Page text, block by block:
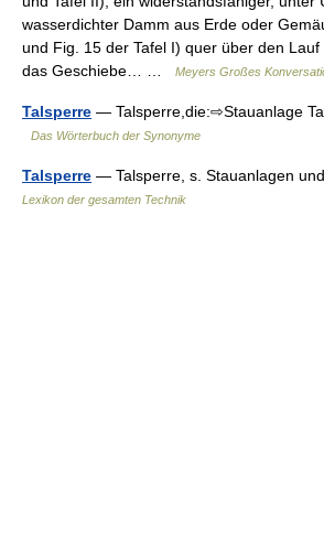
wasserdichter Damm aus Erde oder
und Fig. 15 der Tafel I) quer über den
das Geschiebe… …
Meyers Großes
Talsperre — Talsperre,die:⇨Stauanlage
Das Wörterbuch der Synonyme
Talsperre — Talsperre, s. Stauanlagen
Lexikon der gesamten Technik